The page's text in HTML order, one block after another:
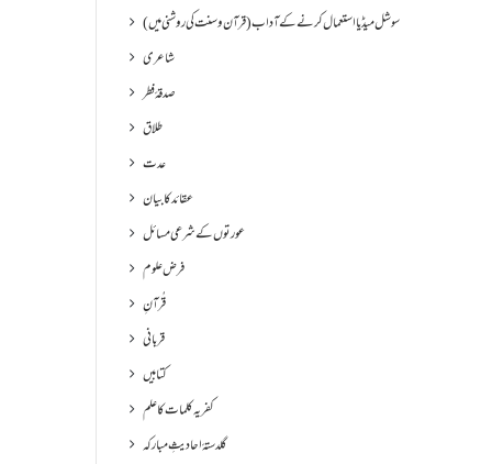
سوشل میڈیا استعمال کرنے کے آداب (قرآن و سنت کی روشنی میں)
شاعری
صدقۂ فطر
طلاق
عدت
عقائد کا بیان
عورتوں کے شرعی مسائل
فرض علوم
قُرآنِ
قربانی
کتابیں
کفریہ کلمات کا علم
گلدستۂ احادیثِ مبارکہ